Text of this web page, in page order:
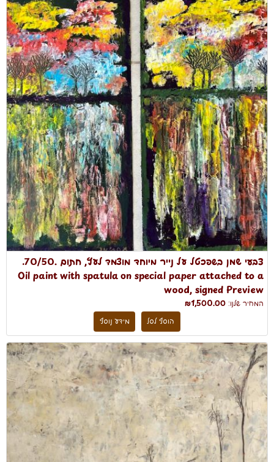
צבעי שמן בשפכטל על נייר מיוחד מוצמד לעץ, חתום .70/50.
Oil paint with spatula on special paper attached to a
wood, signed Preview
המחיר שלנו: ₪1,500.00
הוסף לסל
מידע נוסף